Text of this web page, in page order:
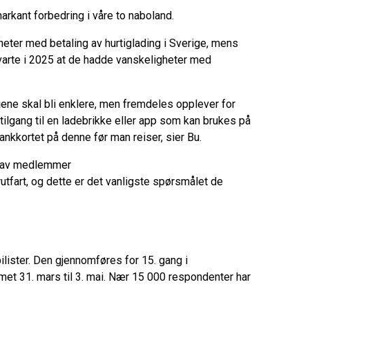
forbedring i våre to naboland.
med betaling av hurtiglading i Sverige, mens
i 2025 at de hadde vanskeligheter med
skal bli enklere, men fremdeles opplever for
til en ladebrikke eller app som kan brukes på
på denne før man reiser, sier Bu.
medlemmer
og dette er det vanligste spørsmålet de
Den gjennomføres for 15. gang i
31. mars til 3. mai. Nær 15 000 respondenter har